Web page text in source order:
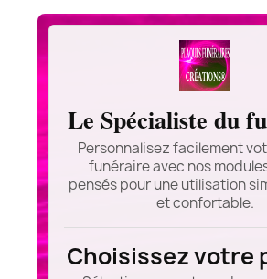
Le Spécialiste du
Personnalisez facilement
funéraire avec nos
pensés pour une utilisation
et confortable.
Choisissez votre